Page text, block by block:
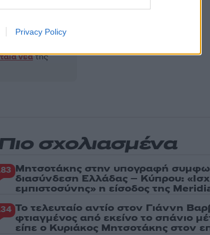
Privacy Policy
νέατης
σχολιασμένα
Μητσοτάκης στην υπογραφή
διασύνδεση Ελλάδας – Κύπρου:
εμπιστοσύνης» η είσοδος της
Το τελευταίο αντίο στον Γιάννη
φτιαγμένος από εκείνο το σπάνιο
είπε ο Κυριάκος Μητσοτάκης στον